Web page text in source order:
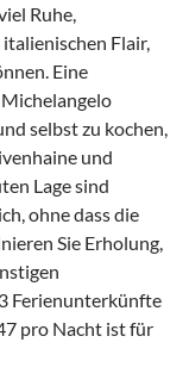
Ruhe,
Flair,
Eine
selbst zu kochen,
und
Lage sind
ohne dass die
Sie Erholung,
Ferienunterkünfte
pro Nacht ist für